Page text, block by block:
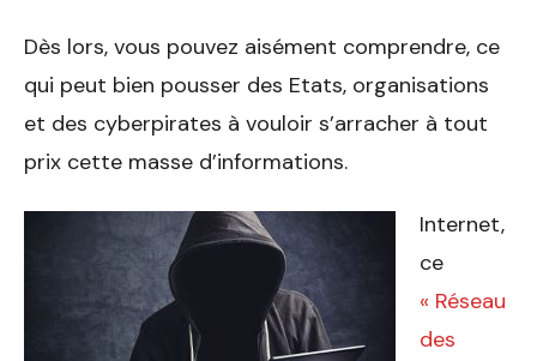
Dès lors, vous pouvez aisément comprendre, ce
qui peut bien pousser des Etats, organisations
et des cyberpirates à vouloir s’arracher à tout
prix cette masse d’informations.
Internet,
ce
« Réseau
des